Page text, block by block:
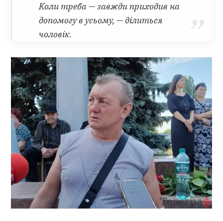
Коли треба — завжди приходив на
допомогу в усьому, — ділиться
чоловік.